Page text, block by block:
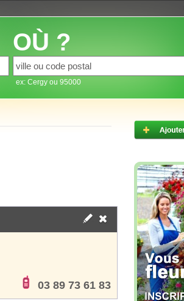
OÙ ?
ex: Cergy ou 95000
03 89 73 61 83